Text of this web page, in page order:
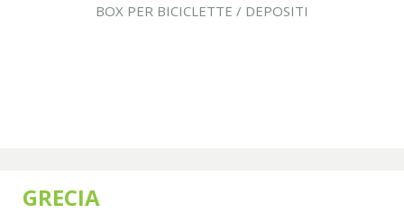
BOX PER BICICLETTE / DEPOSITI
GRECIA